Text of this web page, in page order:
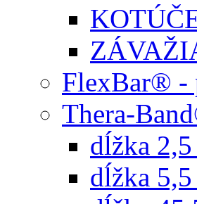
FlexBar® -
Thera-
dĺžka
dĺžka